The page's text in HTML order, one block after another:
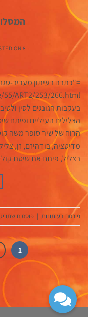
ON 8 באוקטובר 2011
="כתבה בעיתון מעריב-
בעקבות הגונגים לסין
הצלילים העיליים ופיתח
מדיטציה, בודהיזם, זן,
בצליל, פיתח את שיטת
פורסם בעיתונות | פוסטים
1